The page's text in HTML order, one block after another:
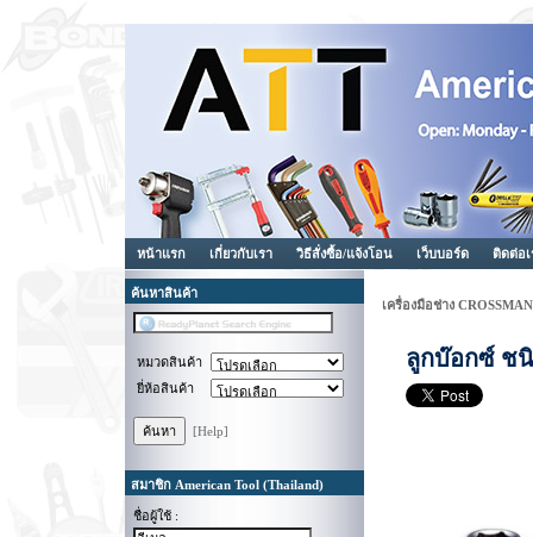
หน้าแรก เกี่ยวกับเรา วิธีสั่งซื้อ/แจ้งโอน เว็บบอร์ด ติดต่อเ
ค้นหาสินค้า
หมวดสินค้า
ยี่ห้อสินค้า
[Help]
สมาชิก American Tool (Thailand)
ชื่อผู้ใช้ :
เครื่องมือช่าง
ลูกบ๊อกซ์ ช